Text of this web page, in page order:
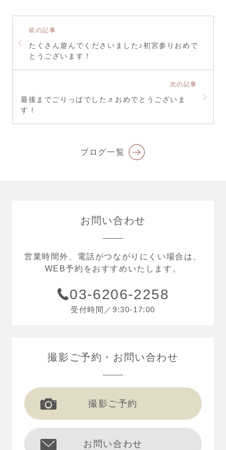
前の記事
たくさん遊んでくださいました♪初宮参りおめで
とうございます！
次の記事
最後までごりっぱでした♬おめでとうございま
す！
ブログ一覧
お問い合わせ
営業時間外、電話がつながりにくい場合は、
WEB予約をおすすめいたします。
03-6206-2258
受付時間／9:30-17:00
撮影ご予約 お問い合わせ
撮影ご予約
お問い合わせ